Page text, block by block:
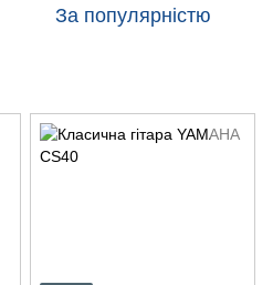
За популярністю